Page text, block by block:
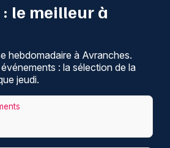
le meilleur à
hebdomadaire à Avranches.
: la sélection de la
jeudi.